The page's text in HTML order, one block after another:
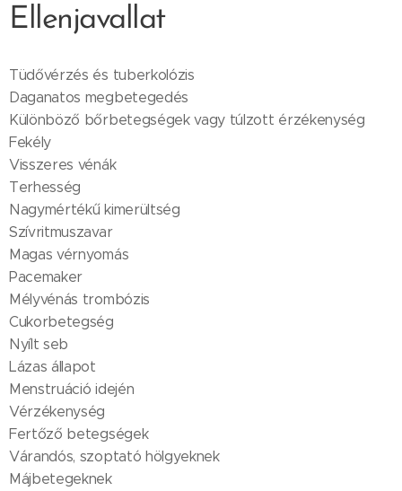
Ellenjavallat
Tüdővérzés és tuberkolózis
Daganatos megbetegedés
Különböző bőrbetegségek vagy túlzott érzékenység
Fekély
Visszeres vénák
Terhesség
Nagymértékű kimerültség
Szívritmuszavar
Magas vérnyomás
Pacemaker
Mélyvénás trombózis
Cukorbetegség
Nyílt seb
Lázas állapot
Menstruáció idején
Vérzékenység
Fertőző betegségek
Várandós, szoptató hölgyeknek
Májbetegeknek